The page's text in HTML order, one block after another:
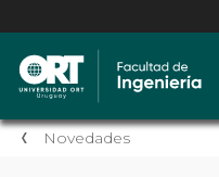
Novedades